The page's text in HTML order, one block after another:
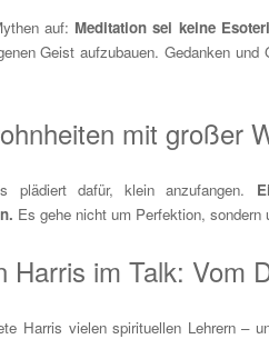
auf: Meditation sei keine
Geist aufzubauen. Gedanken
mit großer
plädiert dafür, klein anzufangen.
Es gehe nicht um Perfektion,
Harris im Talk: Vom
Harris vielen spirituellen Lehrern –